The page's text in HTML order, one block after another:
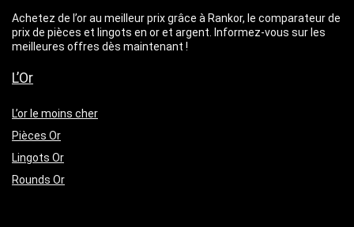
Achetez de l’or au meilleur prix grâce à Rankor, le comparateur de
prix de pièces et lingots en or et argent. Informez-vous sur les
meilleures offres dès maintenant !
L’Or
L’or le moins cher
Pièces Or
Lingots Or
Rounds Or